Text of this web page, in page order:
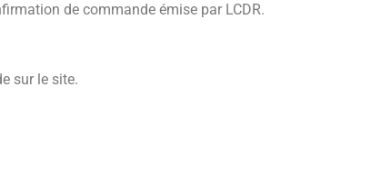
de commande émise par LCDR.
sur le site.